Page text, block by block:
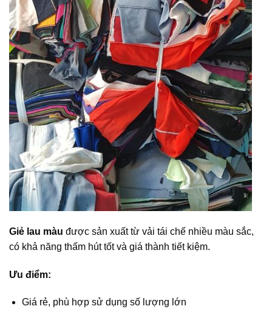
Giẻ lau màu được sản xuất từ vải tái chế nhiều màu sắc,
có khả năng thấm hút tốt và giá thành tiết kiệm.
Ưu điểm:
Giá rẻ, phù hợp sử dụng số lượng lớn